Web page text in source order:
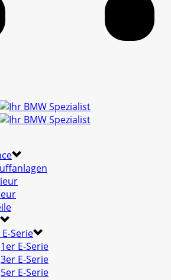
Serie
1er E-Serie
3er E-Serie
5er E-Serie